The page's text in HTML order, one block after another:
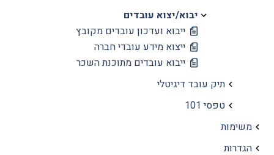
יבוא/יצוא עובדים
ייבוא ועדכון עובדים מקובץ
ייצוא מידע עובדי חברה
ייבוא עובדים מתוכנת השכר
תיק עובד דיגיטלי
טפסי 101
משימות
הגדרות